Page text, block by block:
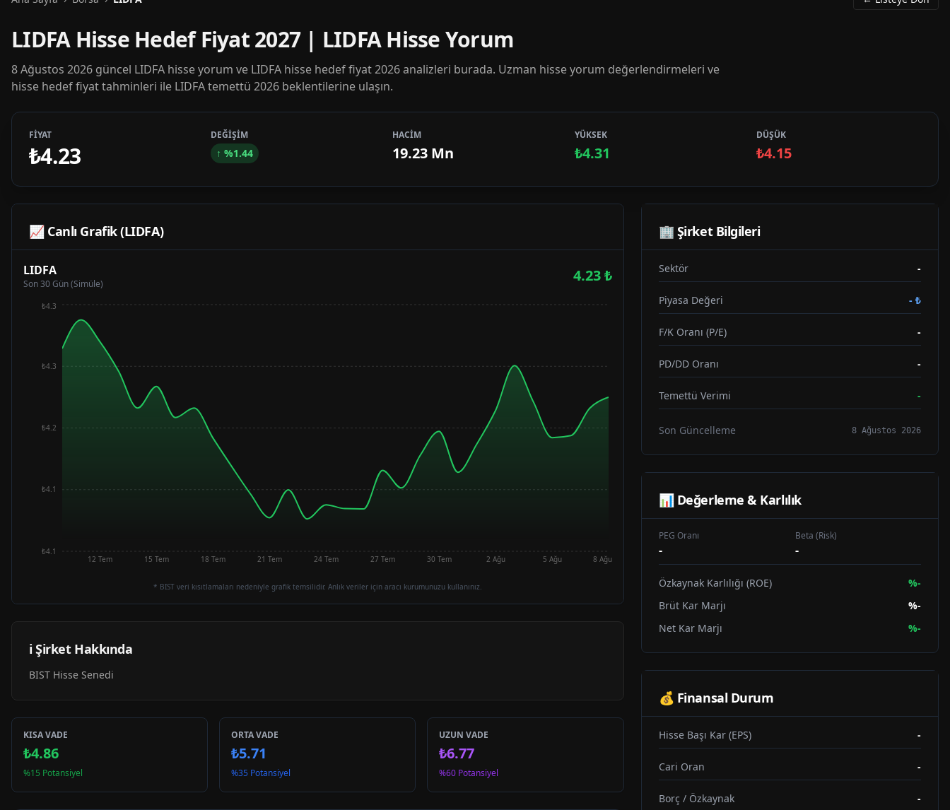
LIDFA Hisse Hedef Fiyat 2027 | LIDFA Hisse Yorum
8 Ağustos 2026 güncel LIDFA hisse yorum ve LIDFA hisse hedef fiyat 2026 analizleri burada. Uzman hisse yorum değerlendirmeleri ve
hisse hedef fiyat tahminleri ile LIDFA temettü 2026 beklentilerine ulaşın.
FİYAT
₺4.23
DEĞİŞİM
↑ %1.44
HACİM
19.23 Mn
YÜKSEK
₺4.31
DÜŞÜK
₺4.15
📈 Canlı Grafik (LIDFA)
LIDFA
Son 30 Gün (Simüle) 4.23₺
12 Tem 15 Tem 18 Tem 21 Tem 24 Tem 27 Tem 30 Tem 2 Ağu 5 Ağu 8 Ağu
₺4.1
₺4.1
₺4.2
₺4.3
₺4.3
* BIST veri kısıtlamaları nedeniyle grafik temsilidir. Anlık veriler için aracı kurumunuzu kullanınız.
ℹ️ Şirket Hakkında
BIST Hisse Senedi
KISA VADE
₺4.86
%15 Potansiyel
ORTA VADE
₺5.71
%35 Potansiyel
UZUN VADE
₺6.77
%60 Potansiyel
🏢 Şirket Bilgileri
Sektör -
Piyasa Değeri - ₺
F/K Oranı (P/E) -
PD/DD Oranı -
Temettü Verimi -
Son Güncelleme 8 Ağustos 2026
📊 Değerleme & Karlılık
PEG Oranı
-
Beta (Risk)
-
Özkaynak Karlılığı (ROE) %-
Brüt Kar Marjı
%-
Net Kar Marjı
%-
💰 Finansal Durum
Hisse Başı Kar (EPS) -
Cari Oran -
Borç / Özkaynak -